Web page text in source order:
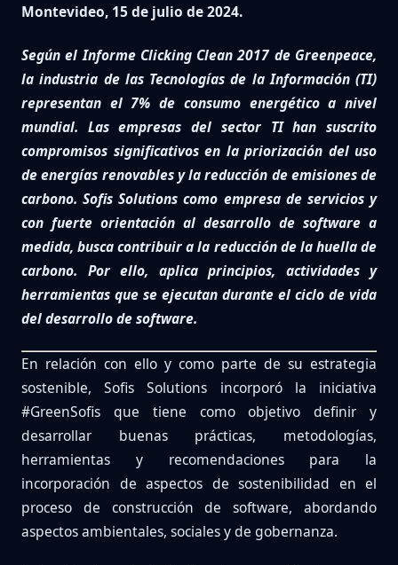
Montevideo, 15 de julio de 2024.
Según el Informe Clicking Clean 2017 de Greenpeace,
la industria de las Tecnologías de la Información (TI)
representan el 7% de consumo energético a nivel
mundial. Las empresas del sector TI han suscrito
compromisos significativos en la priorización del uso
de energías renovables y la reducción de emisiones de
carbono. Sofis Solutions como empresa de servicios y
con fuerte orientación al desarrollo de software a
medida, busca contribuir a la reducción de la huella de
carbono. Por ello, aplica principios, actividades y
herramientas que se ejecutan durante el ciclo de vida
del desarrollo de software.
En relación con ello y como parte de su estrategia
sostenible, Sofis Solutions incorporó la iniciativa
#GreenSofis que tiene como objetivo definir y
desarrollar buenas prácticas, metodologías,
herramientas y recomendaciones para la
incorporación de aspectos de sostenibilidad en el
proceso de construcción de software, abordando
aspectos ambientales, sociales y de gobernanza.